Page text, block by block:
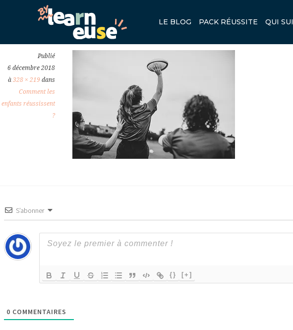
LE BLOG PACK RÉUSSITE QUI
Previous
Publié
6 décembre 2018
à 328 × 219 dans
Comment les
enfants réussissent
?
S’abonner
{} [+]
0 COMMENTAIRES